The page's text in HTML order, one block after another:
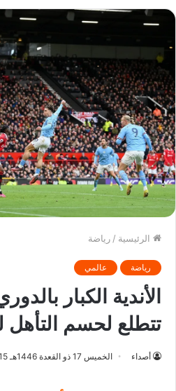
الرئيسية / رياضة
رياضة عالمي
الأندية الكبار
تتطلع لحسم التأهل
أصداء الخميس 17 ذو القعدة 1446هـ 15-5-2025م